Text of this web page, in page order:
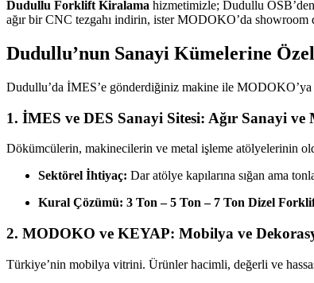
Dudullu Forklift Kiralama hizmetimizle; Dudullu
ağır bir CNC tezgahı indirin, ister MODOKO’da
Dudullu’nun Sanayi Kümelerine
Dudullu’da İMES’e gönderdiğiniz makine ile
1. İMES ve DES Sanayi Sitesi: Ağır Sanayi ve
Dökümcülerin, makinecilerin ve metal işleme atölyelerinin
Sektörel İhtiyaç: Dar atölye kapılarına sığan ama
Kural Çözümü: 3 Ton – 5 Ton – 7 Ton Dizel
2. MODOKO ve KEYAP: Mobilya ve
Türkiye’nin mobilya vitrini. Ürünler hacimli, değerli ve